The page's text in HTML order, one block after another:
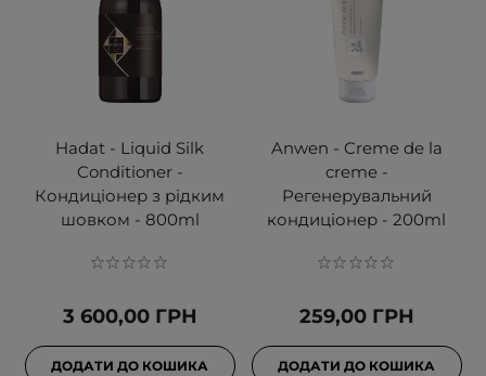
Hadat - Liquid Silk
Conditioner -
Кондиціонер з рідким
шовком - 800ml
3 600,00 ГРН
ДОДАТИ ДО КОШИКА
Anwen - Creme de la
creme -
Регенерувальний
кондиціонер - 200ml
259,00 ГРН
ДОДАТИ ДО КОШИКА